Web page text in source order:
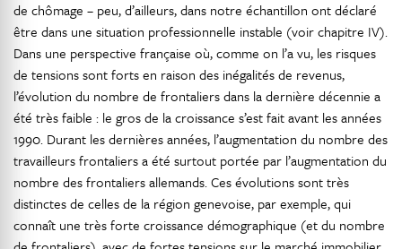
de chômage – peu, d’ailleurs, dans notre échantillon ont déclaré
être dans une situation professionnelle instable (voir chapitre IV).
Dans une perspective française où, comme on l’a vu, les risques
de tensions sont forts en raison des inégalités de revenus,
l’évolution du nombre de frontaliers dans la dernière décennie a
été très faible : le gros de la croissance s’est fait avant les années
1990. Durant les dernières années, l’augmentation du nombre des
travailleurs frontaliers a été surtout portée par l’augmentation du
nombre des frontaliers allemands. Ces évolutions sont très
distinctes de celles de la région genevoise, par exemple, qui
connaît une très forte croissance démographique (et du nombre